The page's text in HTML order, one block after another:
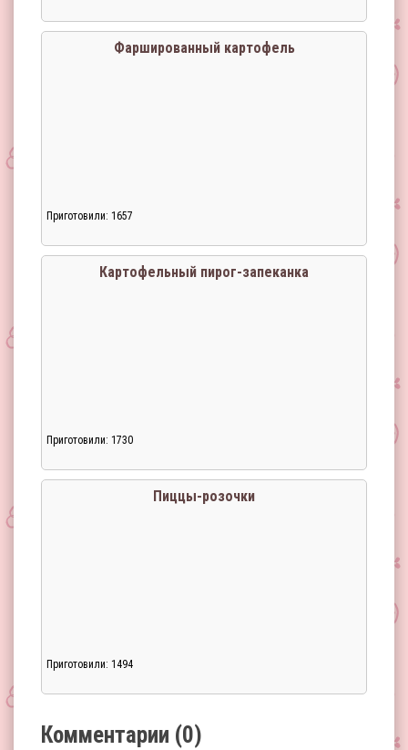
Фаршированный картофель
Приготовили: 1657
Картофельный пирог-запеканка
Приготовили: 1730
Пиццы-розочки
Приготовили: 1494
Комментарии (0)